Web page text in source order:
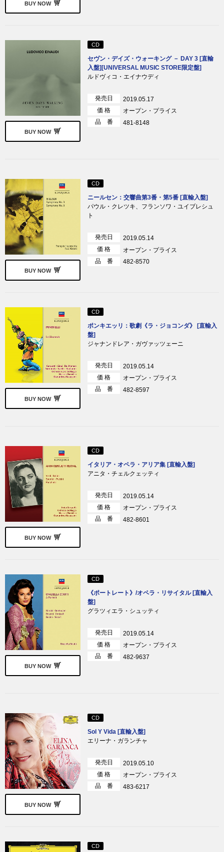
BUY NOW
BUY NOW
CD
セヴン・デイズ・ウォーキング － DAY 3 [直輸
入盤][UNIVERSAL MUSIC STORE限定盤]
ルドヴィコ・エイナウディ
発売日
2019.05.17
価 格
オープン・プライス
品 番
481-8148
BUY NOW
CD
ニールセン：交響曲第3番・第5番 [直輸入盤]
パウル・クレツキ、フランソワ・ユイブレシュ
ト
発売日
2019.05.14
価 格
オープン・プライス
品 番
482-8570
BUY NOW
CD
ポンキエッリ：歌劇《ラ・ジョコンダ》 [直輸入
盤]
ジャナンドレア・ガヴァッツェーニ
発売日
2019.05.14
価 格
オープン・プライス
品 番
482-8597
BUY NOW
CD
イタリア・オペラ・アリア集 [直輸入盤]
アニタ・チェルクェッティ
発売日
2019.05.14
価 格
オープン・プライス
品 番
482-8601
BUY NOW
CD
《ポートレート》/オペラ・リサイタル [直輸入
盤]
グラツィエラ・シュッティ
発売日
2019.05.14
価 格
オープン・プライス
品 番
482-9637
BUY NOW
CD
Sol Y Vida [直輸入盤]
エリーナ・ガランチャ
発売日
2019.05.10
価 格
オープン・プライス
品 番
483-6217
CD